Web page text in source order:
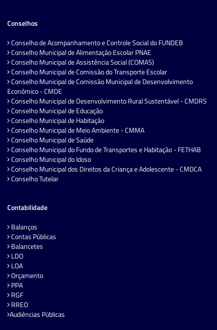
Conselhos
Conselho de Acompanhamento e Controle Social do FUNDEB
Conselho Municipal de Alimentação Escolar PNAE
Conselho Municipal de Assistência Social (COMAS)
Conselho Municipal de Comissão do Transporte Escolar
Conselho Municipal de Comissão Municipal de Desenvolvimento
Econômico - CMDE
Conselho Municipal de Desenvolvimento Rural Sustentável - CMDRS
Conselho Municipal de Educação
Conselho Municipal de Habitação
Conselho Municipal de Meio Ambiente - CMMA
Conselho Municipal de Saúde
Conselho Municipal do Fundo de Transportes e Habitação - FETHAB
Conselho Municipal do Idoso
Conselho Municipal dos Direitos da Criança e Adolescente - CMDCA
Conselho Tutelar
Contabilidade
Balanços
Contas Públicas
Balancetes
LDO
LOA
Orçamento
PPA
RGF
RREO
Audiências Públicas